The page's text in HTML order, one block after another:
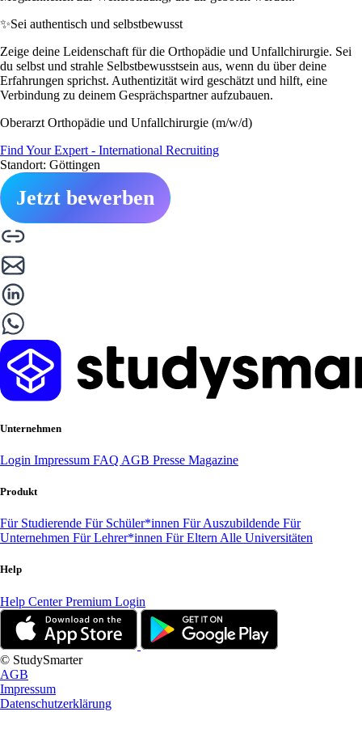
✨Sei authentisch und selbstbewusst
Zeige deine Leidenschaft für die Orthopädie und Unfallchirurgie. Sei
du selbst und strahle Selbstbewusstsein aus, wenn du über deine
Erfahrungen sprichst. Authentizität wird geschätzt und hilft, eine
Verbindung zu deinem Gesprächspartner aufzubauen.
Oberarzt Orthopädie und Unfallchirurgie (m/w/d)
Find Your Expert - International Recruiting
Standort: Göttingen
Jetzt bewerben
Unternehmen
Login Impressum FAQ AGB Presse Magazine
Produkt
Für Studierende Für Schüler*innen Für Auszubildende Für
Unternehmen Für Lehrer*innen Für Eltern Alle Universitäten
Help
Help CenterPremium Login
© StudySmarter
AGB
Impressum
Datenschutzerklärung